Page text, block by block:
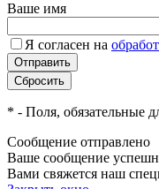
Ваше имя
Я согласен на
* - Поля, обязательные
Сообщение отправлено
Ваше сообщение
Вами свяжется наш